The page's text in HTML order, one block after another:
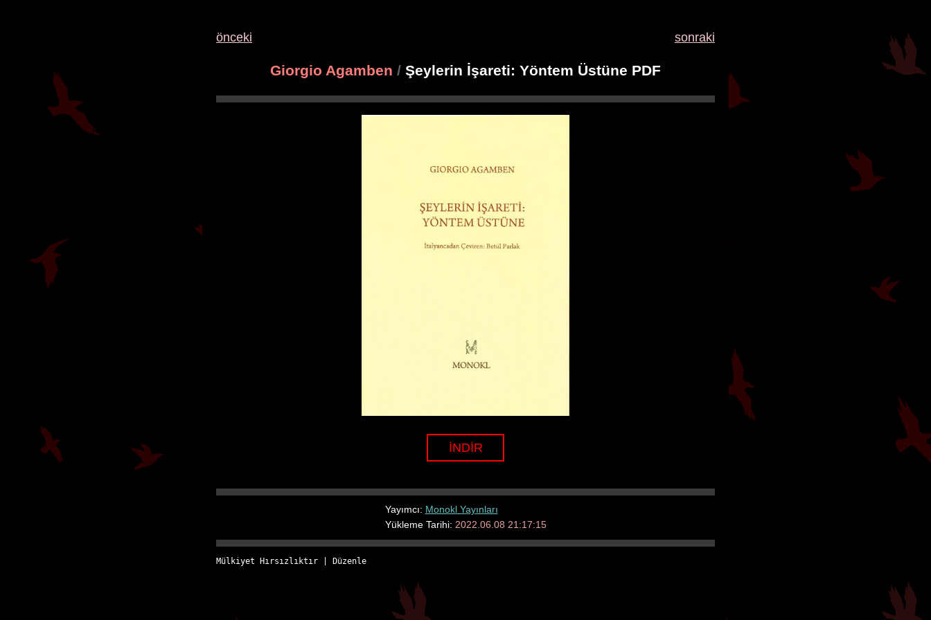
önceki sonraki
Giorgio Agamben / Şeylerin İşareti: Yöntem Üstüne PDF
İNDİR
Yayımcı: Monokl Yayınları
Yükleme Tarihi: 2022.06.08 21:17:15
Mülkiyet Hırsızlıktır Düzenle